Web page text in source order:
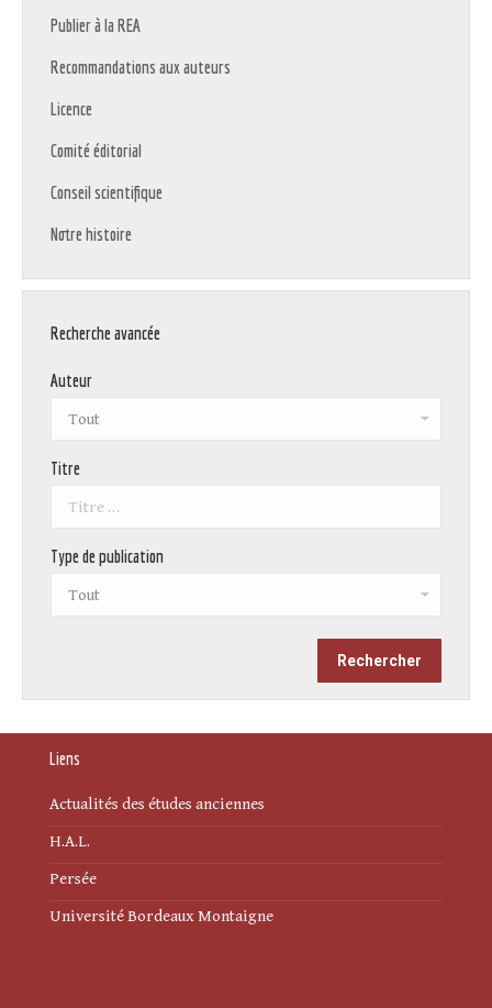
Publier à la REA
Recommandations aux auteurs
Licence
Comité éditorial
Conseil scientifique
Notre histoire
Recherche avancée
Auteur
Titre
Type de publication
Liens
Actualités des études anciennes
H.A.L.
Persée
Université Bordeaux Montaigne